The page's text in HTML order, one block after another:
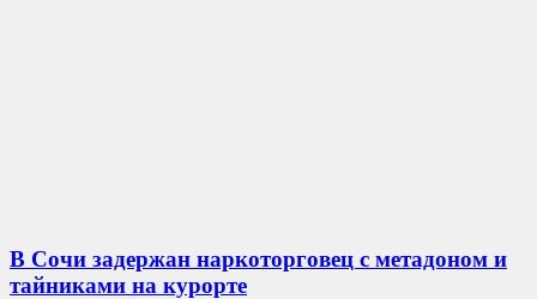
В Сочи задержан наркоторговец с метадоном и
тайниками на курорте